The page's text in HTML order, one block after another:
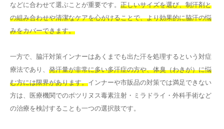
などに合わせて選ぶことが重要です。 正しいサイズを選び、制汗剤と
の組み合わせや清潔なケアを心がけることで、より効果的に脇汗の悩
みをカバーできます。
一方で、脇汗対策インナーはあくまでも出た汗を処理するという対症
療法であり、 発汗量が非常に多い多汗症の方や、体臭（わきが）に悩
む方には限界があります。インナーや市販品の対策では満足できない
方は、医療機関でのボツリヌス毒素注射・ミラドライ・外科手術など
の治療を検討することも一つの選択肢です。